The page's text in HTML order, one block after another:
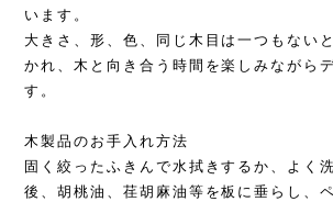
います。
大きさ、形、色、同じ木目は一つもない
かれ、木と向き合う時間を楽しみながら
す。
木製品のお手入れ方法
固く絞ったふきんで水拭きするか、よく
後、胡桃油、荏胡麻油等を板に垂らし、